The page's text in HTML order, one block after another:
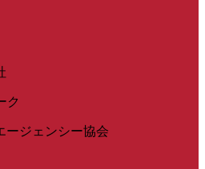
ク
ージェンシー協会